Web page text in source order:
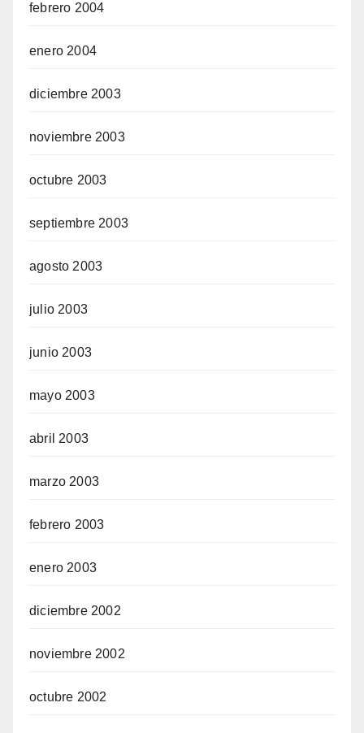
febrero 2004
enero 2004
diciembre 2003
noviembre 2003
octubre 2003
septiembre 2003
agosto 2003
julio 2003
junio 2003
mayo 2003
abril 2003
marzo 2003
febrero 2003
enero 2003
diciembre 2002
noviembre 2002
octubre 2002